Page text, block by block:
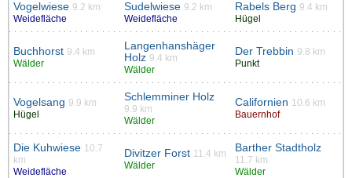
Vogelwiese 9.2 km
Weidefläche
Sudelwiese 9.2 km
Weidefläche
Rabels Berg 9.4 km
Hügel
Buchhorst 9.4 km
Wälder
Langenhanshäger
Holz 9.4 km
Wälder
Der Trebbin 9.8 km
Punkt
Vogelsang 9.9 km
Hügel
Schlemminer Holz
9.9 km
Wälder
Californien 10.6 km
Bauernhof
Die Kuhwiese 10.7
km
Weidefläche
Divitzer Forst 11.4 km
Wälder
Barther Stadtholz
11.7 km
Wälder